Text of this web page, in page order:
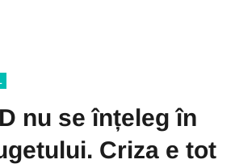
nu se înțeleg în
Criza e tot